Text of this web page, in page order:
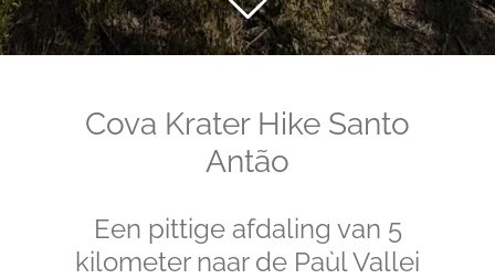
Cova Krater Hike Santo
Antão
Een pittige afdaling van 5
kilometer naar de Paùl Vallei